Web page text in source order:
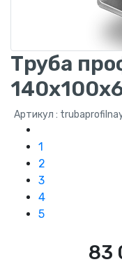
Труба
Артикул :
1
2
3
4
5
83